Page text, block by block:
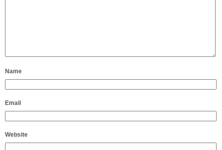
Name
Email
Website